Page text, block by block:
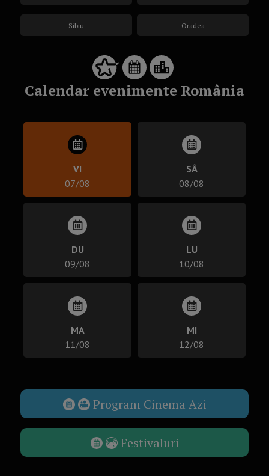
Sibiu Oradea
Calendar evenimente România
VI
07/08
SÂ
08/08
DU
09/08
LU
10/08
MA
11/08
MI
12/08
Program Cinema Azi
Festivaluri